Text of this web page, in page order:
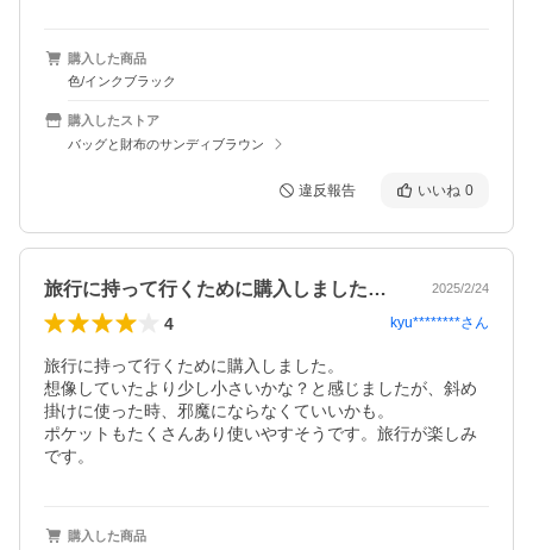
購入した商品
色/インクブラック
購入したストア
バッグと財布のサンディブラウン
違反報告 いいね 0
旅行に持って行くために購入しました。想… 2025/2/24
4 kyu********さん
旅行に持って行くために購入しました。
想像していたより少し小さいかな？と感じましたが、斜め
掛けに使った時、邪魔にならなくていいかも。
ポケットもたくさんあり使いやすそうです。旅行が楽しみ
です。
購入した商品